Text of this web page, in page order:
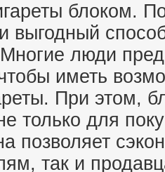
блоком.
выгодный
люди
иметь
При этом,
только для
позволяет
так и